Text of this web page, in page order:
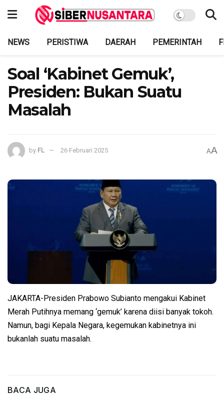
NEWS PERISTIWA DAERAH PEMERINTAH
Soal ‘Kabinet Gemuk’,
Presiden: Bukan Suatu
Masalah
by FL 26 Februari 2025 AA
JAKARTA-Presiden Prabowo Subianto mengakui Kabinet
Merah Putihnya memang ‘gemuk’ karena diisi banyak tokoh.
Namun, bagi Kepala Negara, kegemukan kabinetnya ini
bukanlah suatu masalah.
BACA JUGA